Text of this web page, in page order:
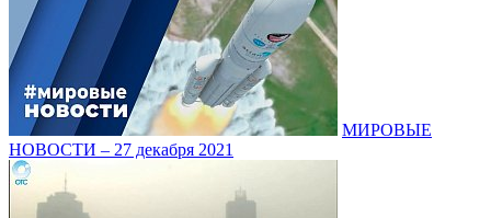
МИРОВЫЕ
НОВОСТИ – 27 декабря 2021